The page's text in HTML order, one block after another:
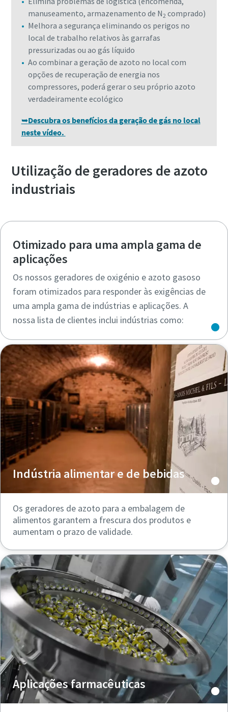
manuseamento, armazenamento de N2 comprado)
Melhora a segurança eliminando os perigos no
local de trabalho relativos às garrafas
pressurizadas ou ao gás líquido
Ao combinar a geração de azoto no local com
opções de recuperação de energia nos
compressores, poderá gerar o seu próprio azoto
verdadeiramente ecológico
➥Descubra os benefícios da geração de gás no local
neste vídeo.
Utilização de geradores de azoto
industriais
Otimizado para uma ampla gama de
aplicações
Os nossos geradores de oxigénio e azoto gasoso
foram otimizados para responder às exigências de
uma ampla gama de indústrias e aplicações. A
nossa lista de clientes inclui indústrias como:
Indústria alimentar e de bebidas
Os geradores de azoto para a embalagem de
alimentos garantem a frescura dos produtos e
aumentam o prazo de validade.
Aplicações farmacêuticas